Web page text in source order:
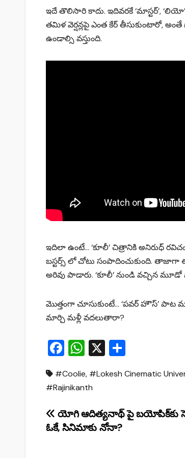
ఇదే తొలిసారి కాదు. ఇదివరకే ‘మాస్టర్’,
తమిళ వెర్షన్లపై ఎంత కేర్ తీసుకుంటారో,
ఉండాల్సి వస్తుంది.
ఇదిలా ఉంటే… ‘కూలీ’ చిత్రానికి అనిరుధ్‌
బస్టర్స్ లో చోటు సంపాదించుకుంది. తాజాగా
అరివు పాడారు. ‘కూలీ’ నుండి వచ్చిన
మొత్తంగా చూసుకుంటే… ‘పవర్ హౌస్’ పాట
మార్చి మళ్లీ వదలుతారా?
F
c
e
b
o
W
at
s
A
p
X
ar
#Coolie, #Lokesh Cinematic
#Rajinikanth
Post
navigation
యోగి ఆదిత్యనాథ్ పై బయోపిక్‌కు
ఓకే, సినిమాకు నోనా?